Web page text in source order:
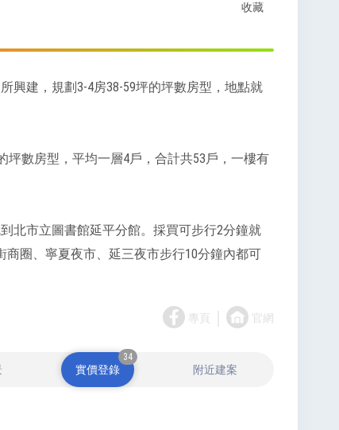
收藏
興建，規劃3-4房38-59坪的坪數房型，地點就
坪數房型，平均一層4戶，合計共53戶，一樓有
北市立圖書館延平分館。採買可步行2分鐘就
圈、寧夏夜市、延三夜市步行10分鐘內都可
專頁 官網
實價登錄
34
附近建案